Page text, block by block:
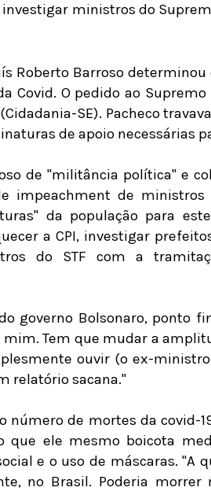
ministros do
Roberto Barroso
Covid. O pedido ao
SE). Pacheco
de apoio necessárias
de "militância política" e
impeachment de ministros
da população para
a CPI, investigar
do STF com a
governo Bolsonaro, ponto
mim. Tem que mudar a
ouvir (o ex-
relatório sacana."
número de mortes da covid-
que ele mesmo boicota
e o uso de máscaras. "A
no Brasil. Poderia morrer